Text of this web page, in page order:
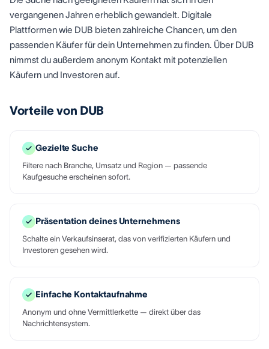
vergangenen Jahren erheblich gewandelt. Digitale
Plattformen wie DUB bieten zahlreiche Chancen, um den
passenden Käufer für dein Unternehmen zu finden. Über DUB
nimmst du außerdem anonym Kontakt mit potenziellen
Käufern und Investoren auf.
Vorteile von DUB
Gezielte Suche
Filtere nach Branche, Umsatz und Region — passende
Kaufgesuche erscheinen sofort.
Präsentation deines Unternehmens
Schalte ein Verkaufsinserat, das von verifizierten Käufern und
Investoren gesehen wird.
Einfache Kontaktaufnahme
Anonym und ohne Vermittlerkette — direkt über das
Nachrichtensystem.